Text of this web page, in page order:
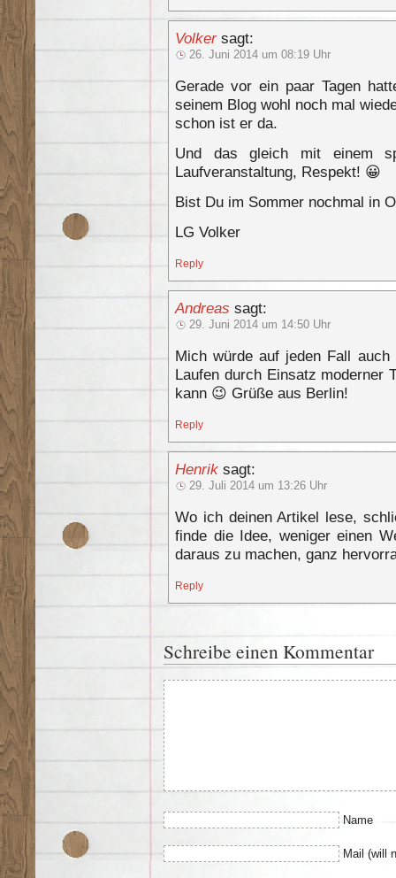
Volker sagt:
26. Juni 2014 um 08:19 Uhr
Gerade vor ein paar Tagen
seinem Blog wohl noch mal
schon ist er da.
Und das gleich mit einem
Laufveranstaltung, Respekt! 😀
Bist Du im Sommer nochmal in
LG Volker
Reply
Andreas sagt:
29. Juni 2014 um 14:50 Uhr
Mich würde auf jeden Fall
Laufen durch Einsatz moderner
kann 😉 Grüße aus Berlin!
Reply
Henrik sagt:
29. Juli 2014 um 13:26 Uhr
Wo ich deinen Artikel lese,
finde die Idee, weniger einen
daraus zu machen, ganz
Reply
Schreibe einen Kommentar
Name
Mail (will